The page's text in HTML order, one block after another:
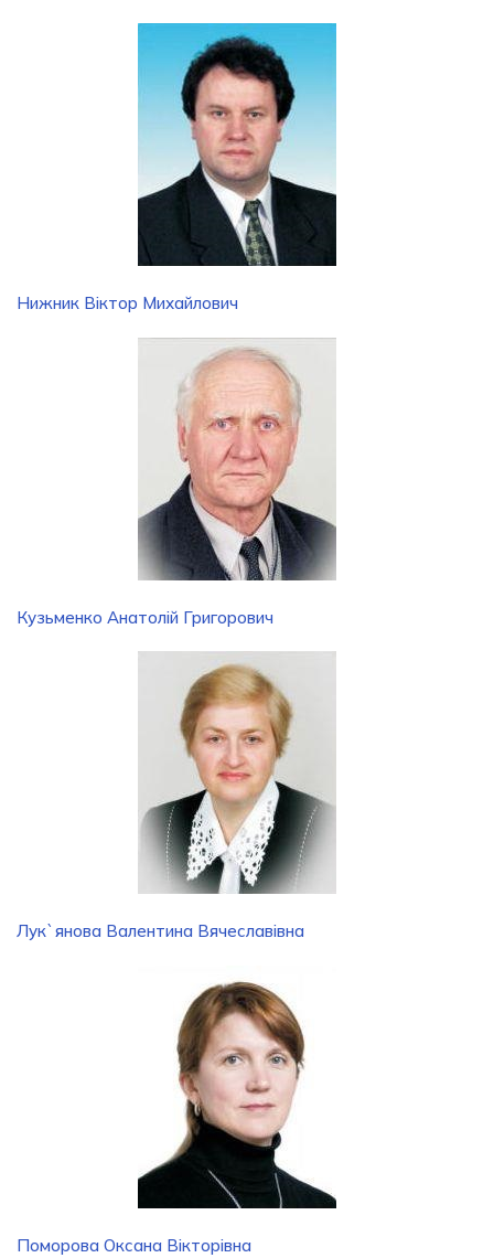
Нижник Віктор Михайлович
Кузьменко Анатолій Григорович
Лук`янова Валентина Вячеславівна
Поморова Оксана Вікторівна